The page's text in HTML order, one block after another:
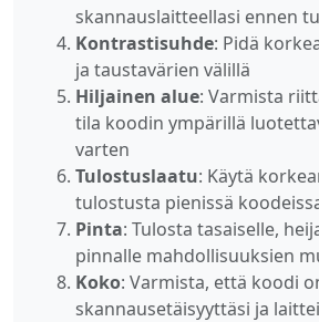
skannauslaitteellasi ennen
Kontrastisuhde: Pidä
ja taustavärien välillä
Hiljainen alue: Varmista
tila koodin ympärillä
varten
Tulostuslaatu: Käytä
tulostusta pienissä
Pinta: Tulosta tasaiselle,
pinnalle mahdollisuuksien
Koko: Varmista, että koodi
skannausetäisyyttäsi ja